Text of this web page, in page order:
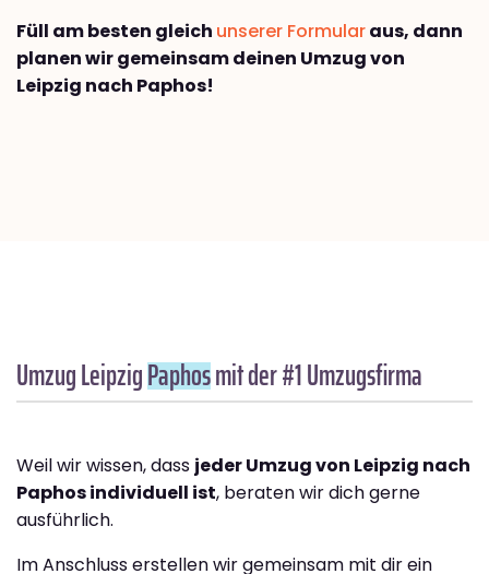
Füll am besten gleich unserer Formularaus, dann
planen wir gemeinsam deinen Umzug von
Leipzig nach Paphos!
Umzug LeipzigPaphosmit der #1 Umzugsfirma
Weil wir wissen, dass jeder Umzug von Leipzig nach
Paphos individuell ist, beraten wir dich gerne
ausführlich.
Im Anschluss erstellen wir gemeinsam mit dir ein